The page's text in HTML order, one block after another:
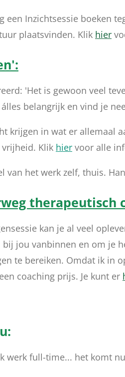
Inzichtsessie boeken
plaatsvinden. Klik hier
'Het is gewoon veel
belangrijk en vind je
krijgen in wat er allemaal
Klik hier voor alle
van het werk zelf, thuis.
therapeutisch
kan je al veel
jou vanbinnen en om je
te bereiken. Omdat ik
coaching prijs. Je kunt er
werk full-time... het komt